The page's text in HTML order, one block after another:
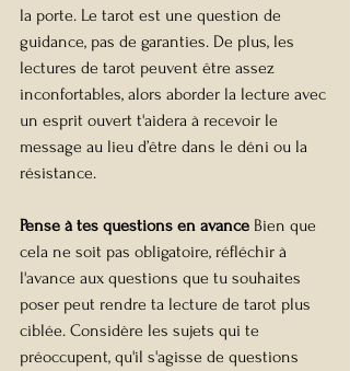
la porte. Le tarot est une question de
guidance, pas de garanties. De plus, les
lectures de tarot peuvent être assez
inconfortables, alors aborder la lecture avec
un esprit ouvert t'aidera à recevoir le
message au lieu d’être dans le déni ou la
résistance.
Pense à tes questions en avance Bien que
cela ne soit pas obligatoire, réfléchir à
l'avance aux questions que tu souhaites
poser peut rendre ta lecture de tarot plus
ciblée. Considère les sujets qui te
préoccupent, qu'il s'agisse de questions